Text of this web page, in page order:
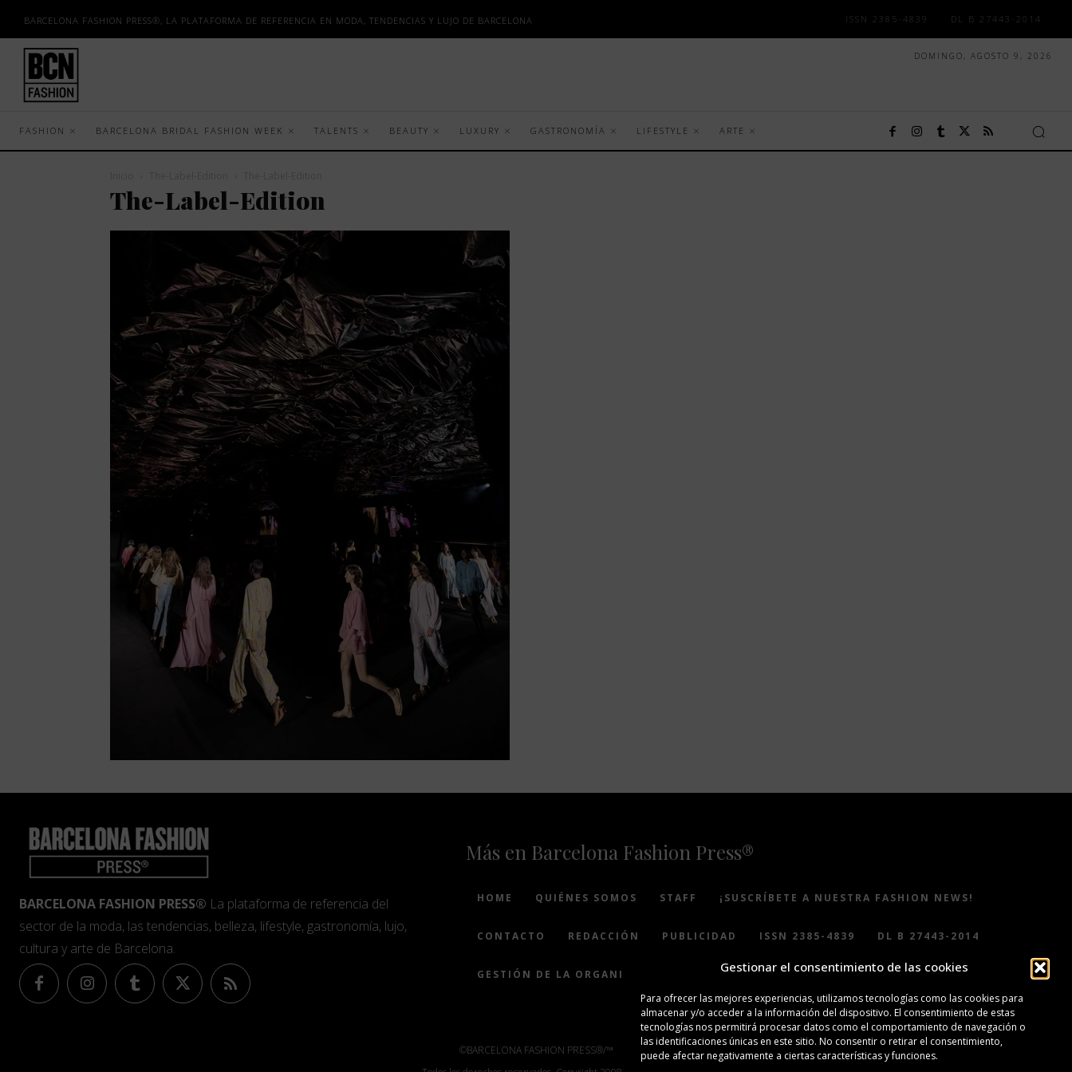
Gestionar el consentimiento de las cookies
Para ofrecer las mejores experiencias, utilizamos tecnologías como las cookies para
almacenar y/o acceder a la información del dispositivo. El consentimiento de estas
tecnologías nos permitirá procesar datos como el comportamiento de navegación o
las identificaciones únicas en este sitio. No consentir o retirar el consentimiento,
puede afectar negativamente a ciertas características y funciones.
BARCELONA FASHION PRESS®, LA PLATAFORMA DE REFERENCIA EN MODA, TENDENCIAS Y LUJO DE BARCELONA ISSN 2385-4839 DL B 27443-2014
DOMINGO, AGOSTO 9, 2026
FASHION BARCELONA BRIDAL FASHION WEEK TALENTS BEAUTY LUXURY GASTRONOMÍA LIFESTYLE ARTE
The-Label-Edition
BARCELONA FASHION PRESS® La plataforma de referencia del
sector de la moda, las tendencias, belleza, lifestyle, gastronomía, lujo,
cultura y arte de Barcelona.
Más en Barcelona Fashion Press®
HOME QUIÉNES SOMOS STAFF ¡SUSCRÍBETE A NUESTRA FASHION NEWS!
CONTACTO REDACCIÓN PUBLICIDAD ISSN 2385-4839 DL B 27443-2014
GESTIÓN DE LA ORGANIZACIÓN
©BARCELONA FASHION PRESS®/™